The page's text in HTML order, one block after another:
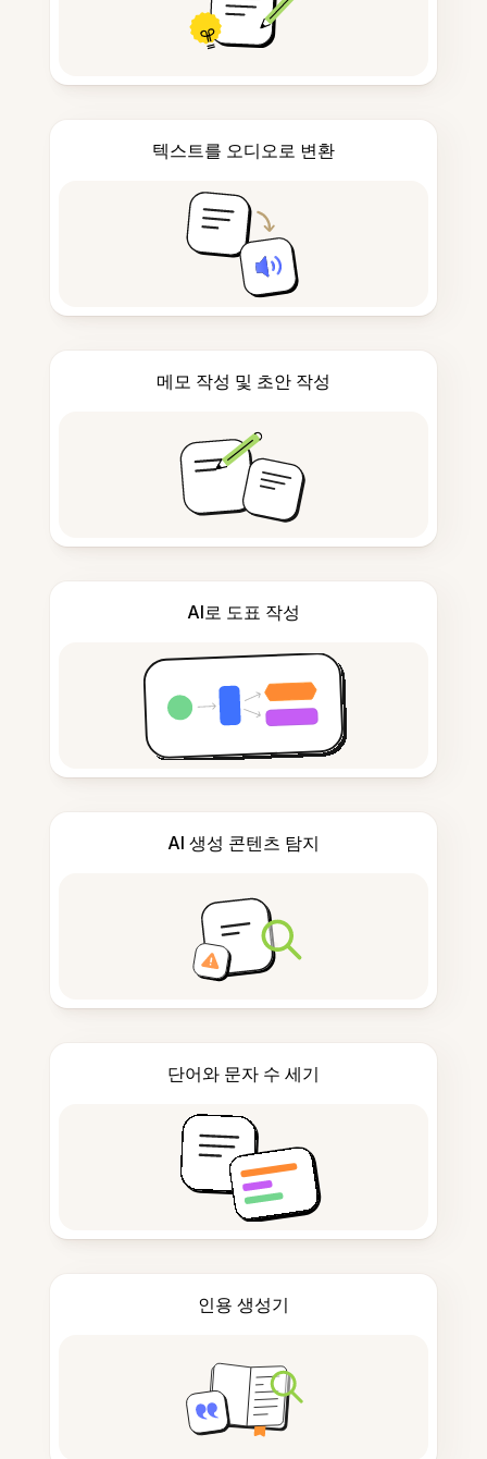
텍스트를 오디오로 변환
메모 작성 및 초안 작성
AI로 도표 작성
AI 생성 콘텐츠 탐지
단어와 문자 수 세기
인용 생성기